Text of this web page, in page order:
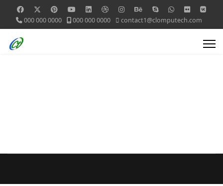
000 000 0000 000 000 0000 contact1@clomputech.com